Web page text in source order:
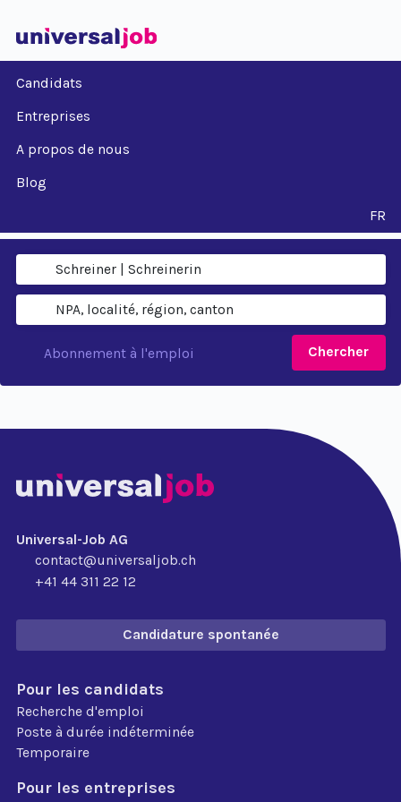
Candidats
Entreprises
A propos de nous
Blog
FR
Chercher
Abonnement à l'emploi
Universal-Job AG
contact@universaljob.ch
+41 44 311 22 12
Candidature spontanée
Pour les candidats
Recherche d'emploi
Poste à durée indéterminée
Temporaire
Pour les entreprises